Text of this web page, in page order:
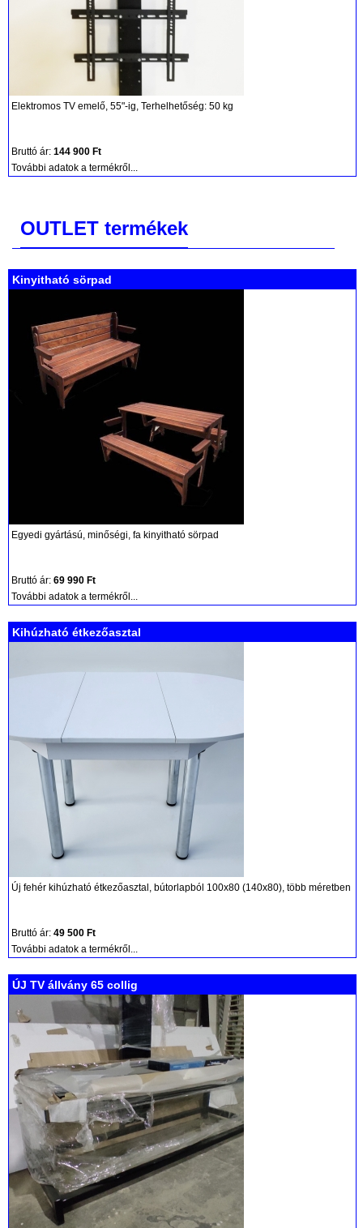
Elektromos TV emelő, 55"-ig, Terhelhetőség: 50 kg
Bruttó ár: 144 900 Ft
További adatok a termékről...
OUTLET termékek
Kinyitható sörpad
Egyedi gyártású, minőségi, fa kinyitható sörpad
Bruttó ár: 69 990 Ft
További adatok a termékről...
Kihúzható étkezőasztal
Új fehér kihúzható étkezőasztal, bútorlapból 100x80 (140x80), több méretben
Bruttó ár: 49 500 Ft
További adatok a termékről...
ÚJ TV állvány 65 collig